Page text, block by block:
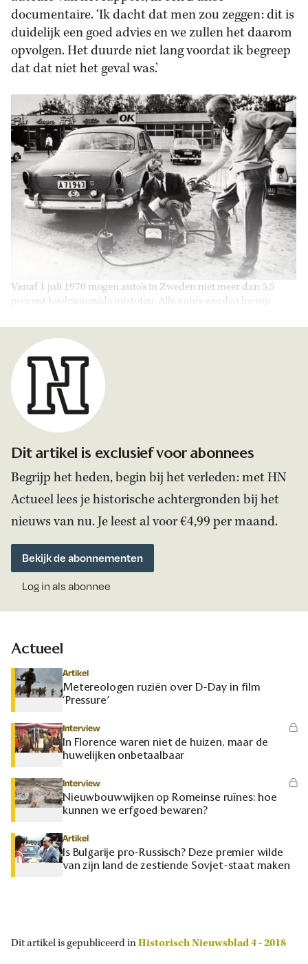
documentaire. ‘Ik dacht dat men zou zeggen: dit is
duidelijk een goed advies en we zullen het daarom
opvolgen. Het duurde niet lang voordat ik begreep
dat dat niet het geval was.’
Vanaf 1 juli 1970 mogen auto’s in Zweden niet meer dan 5,5
procent koolmonoxide uitstoten. Alle auto’s worden hierop
Dit artikel is exclusief voor abonnees
Begrijp het heden, begin bij het verleden: met HN
Actueel lees je historische achtergronden bij het
nieuws van nu. Je leest al voor €4,99 per maand.
Bekijk de abonnementen
Log in als abonnee
Actueel
Artikel
Metereologen ruziën over D-Day in film
‘Pressure’
Interview
In Florence waren niet de huizen, maar de
huwelijken onbetaalbaar
Interview
Nieuwbouwwijken op Romeinse ruïnes: hoe
kunnen we erfgoed bewaren?
Artikel
Is Bulgarije pro-Russisch? Deze premier wilde
van zijn land de zestiende Sovjet-staat maken
Dit artikel is gepubliceerd inHistorisch Nieuwsblad 4 - 2018